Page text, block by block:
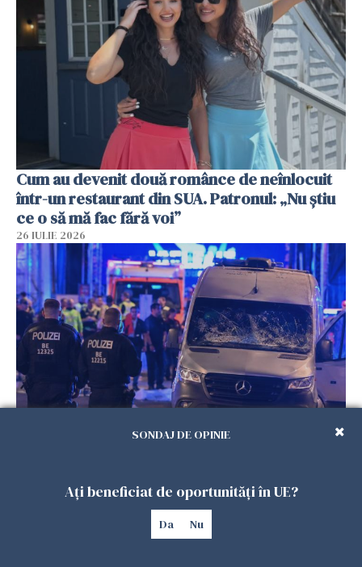
Cum au devenit două românce de neînlocuit
într-un restaurant din SUA. Patronul: „Nu știu
ce o să mă fac fără voi”
26 IULIE 2026
Teroare la Berlin, în timpul Gay Pride: o dubiță
SONDAJ DE OPINIE
Ați beneficiat de oportunități în UE?
Da Nu